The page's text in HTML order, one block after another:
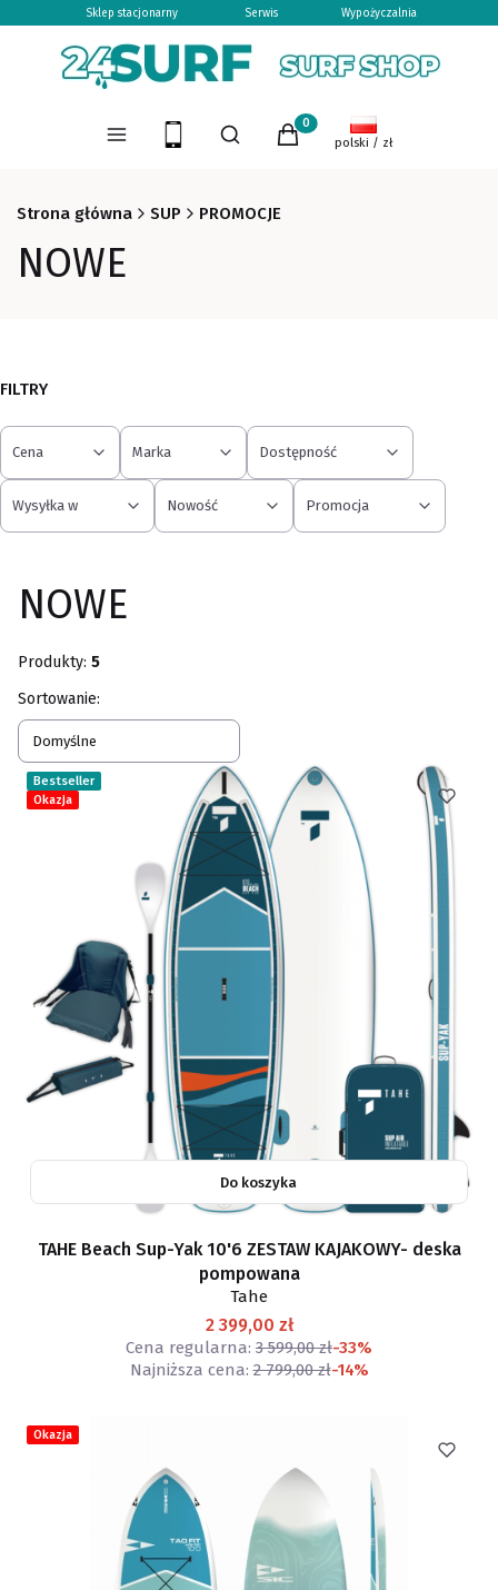
Sklep stacjonarny Serwis Wypożyczalnia
Menu Otwórz wyszukiwarkę
Szukaj Produkty w koszyku: 0.
Koszyk
polski / zł
Strona główna SUP PROMOCJE
NOWE
FILTRY
Cena Marka Dostępność
Wysyłka w Nowość Promocja
NOWE
Produkty: 5
Lista produktów
Sortowanie:
Domyślne
Okazja
Bestseller
Do koszyka
TAHE Beach Sup-Yak 10'6 ZESTAW KAJAKOWY- deska
pompowana
Tahe
2 399,00 zł
Cena regularna: 3 599,00 zł-33%
Najniższa cena: 2 799,00 zł-14%
Okazja